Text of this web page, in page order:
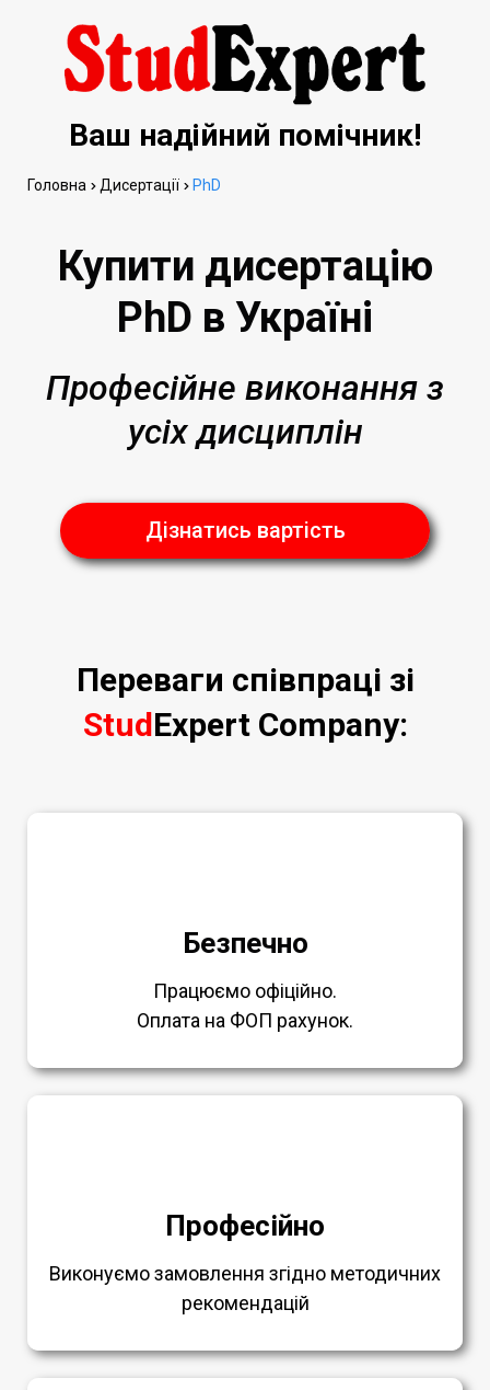
Ваш надійний помічник!
Купити дисертацію
PhD в Україні
Професійне виконання з
усіх дисциплін
Дізнатись вартість
Головна Дисертації PhD
Переваги співпраці зі
StudExpert Company:
Безпечно
Працюємо офіційно.
Оплата на ФОП рахунок.
Професійно
Виконуємо замовлення згідно методичних
рекомендацій